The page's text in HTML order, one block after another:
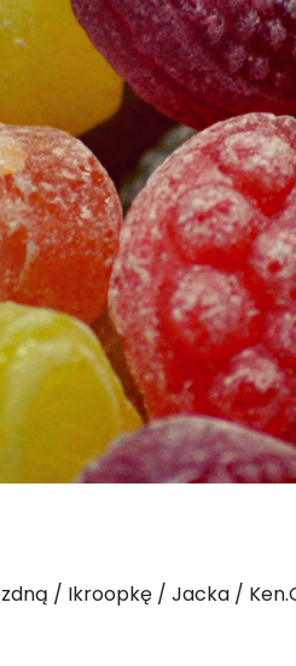
Ikroopkę Jacka